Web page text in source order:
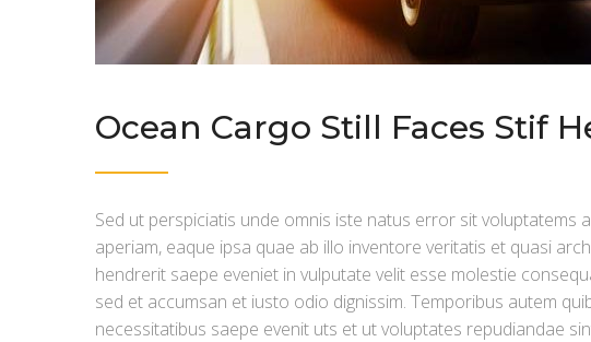
Ocean Cargo Still Faces Stif
Sed ut perspiciatis unde omnis iste natus error sit voluptatems
aperiam, eaque ipsa quae ab illo inventore veritatis et quasi
hendrerit saepe eveniet in vulputate velit esse molestie
sed et accumsan et iusto odio dignissim. Temporibus autem
necessitatibus saepe evenit uts et ut voluptates repudiandae